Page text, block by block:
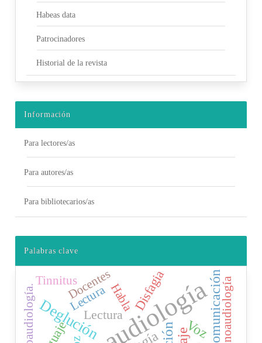
Habeas data
Patrocinadores
Historial de la revista
Información
Para lectores/as
Para autores/as
Para bibliotecarios/as
Palabras clave
Deglución VozComunicación
Disfagia
Lectura
Habla
Lectura
Fonoaudiología. Docentes Fonoaudiología
Tinnitus